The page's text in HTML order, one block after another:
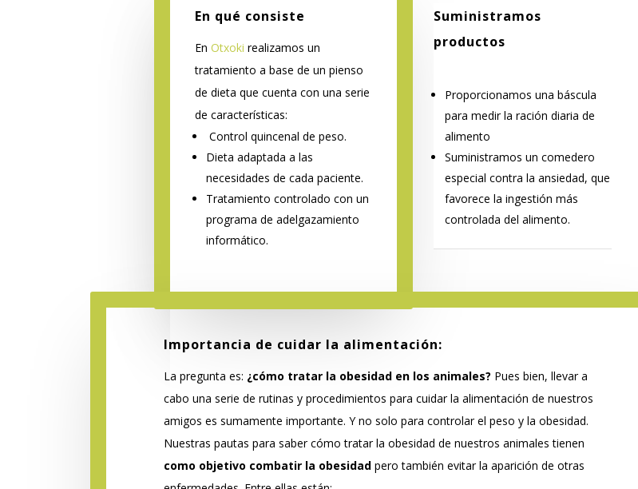
En qué consiste
En Otxoki realizamos un
tratamiento a base de un pienso
de dieta que cuenta con una serie
de características:
Control quincenal de peso.
Dieta adaptada a las
necesidades de cada paciente.
Tratamiento controlado con un
programa de adelgazamiento
informático.
Suministramos
productos
Proporcionamos una báscula
para medir la ración diaria de
alimento
Suministramos un comedero
especial contra la ansiedad, que
favorece la ingestión más
controlada del alimento.
Importancia de cuidar la alimentación:
La pregunta es: ¿cómo tratar la obesidad en los animales? Pues bien, llevar a
cabo una serie de rutinas y procedimientos para cuidar la alimentación de nuestros
amigos es sumamente importante. Y no solo para controlar el peso y la obesidad.
Nuestras pautas para saber cómo tratar la obesidad de nuestros animales tienen
como objetivo combatir la obesidadpero también evitar la aparición de otras